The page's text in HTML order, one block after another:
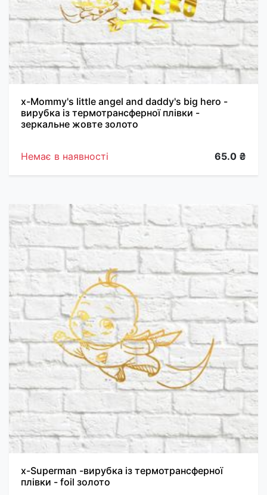
х-Mommy's little angel and daddy's big hero -
вирубка із термотрансферної плівки -
зеркальне жовте золото
Немає в наявності 65.0 ₴
х-Superman -вирубка із термотрансферної
плівки - foil золото